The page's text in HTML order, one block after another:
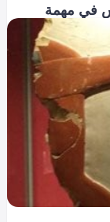
في مهمة
279